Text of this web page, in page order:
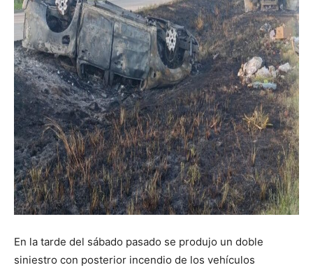
En la tarde del sábado pasado se produjo un doble
siniestro con posterior incendio de los vehículos